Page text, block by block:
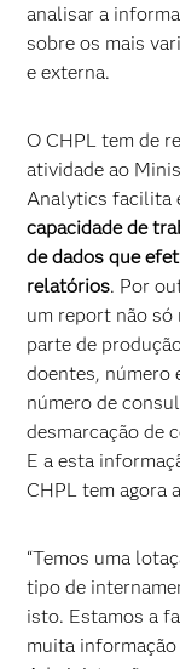
analisar a
sobre os mais
e externa.
O CHPL tem de
atividade ao
Analytics facilita
capacidade de
de dados que
relatórios. Por
um report não só
parte de
doentes, número
número de
desmarcação de
E a esta
CHPL tem agora
“Temos uma
tipo de
isto. Estamos a
muita